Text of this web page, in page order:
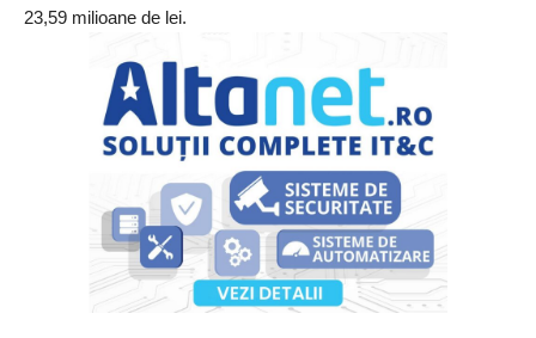
23,59 milioane de lei.